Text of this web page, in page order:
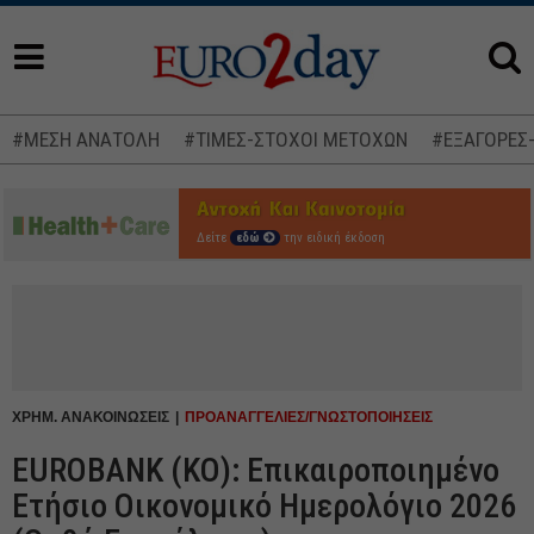
#ΜΕΣΗ ΑΝΑΤΟΛΗ #ΤΙΜΕΣ-ΣΤΟΧΟΙ ΜΕΤΟΧΩΝ
Δείτε εδώ την ειδική έκδοση
ΧΡΗΜ. ΑΝΑΚΟΙΝΩΣΕΙΣ ΠΡΟΑΝΑΓΓΕΛΙΕΣ/ΓΝΩΣΤΟΠΟΙΗΣΕΙΣ
EUROBANK (ΚΟ): Επικαιροποιημένο
Ετήσιο Οικονομικό Ημερολόγιο 2026